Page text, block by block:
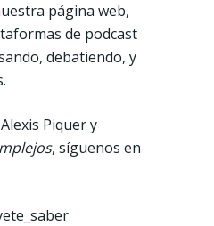
página web,
de podcast
debatiendo, y
Piquer y
, síguenos en